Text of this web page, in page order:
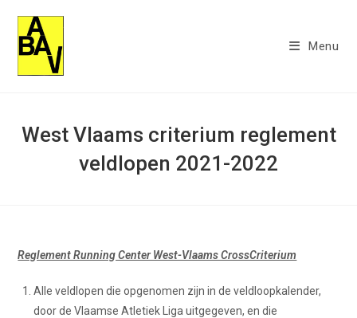
inhoud
Menu
West Vlaams criterium reglement
veldlopen 2021-2022
Reglement Running Center West-Vlaams CrossCriterium
Alle veldlopen die opgenomen zijn in de veldloopkalender,
door de Vlaamse Atletiek Liga uitgegeven, en die